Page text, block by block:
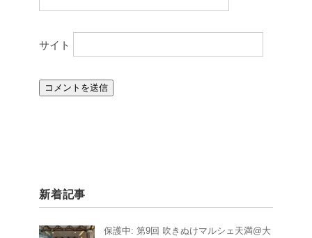
サイト
新着記事
保護中: 第9回 吹きぬけマルシェ天満@大